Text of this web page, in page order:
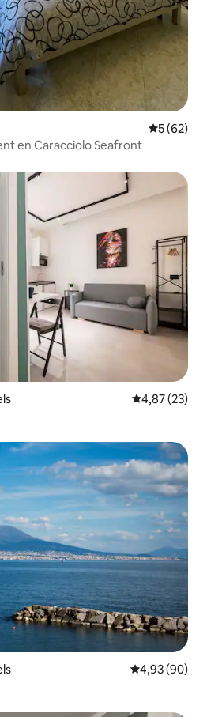
5 (62)
en Caracciolo Seafront
Gemiddelde
4,87 (23)
Gemiddelde
4,93 (90)